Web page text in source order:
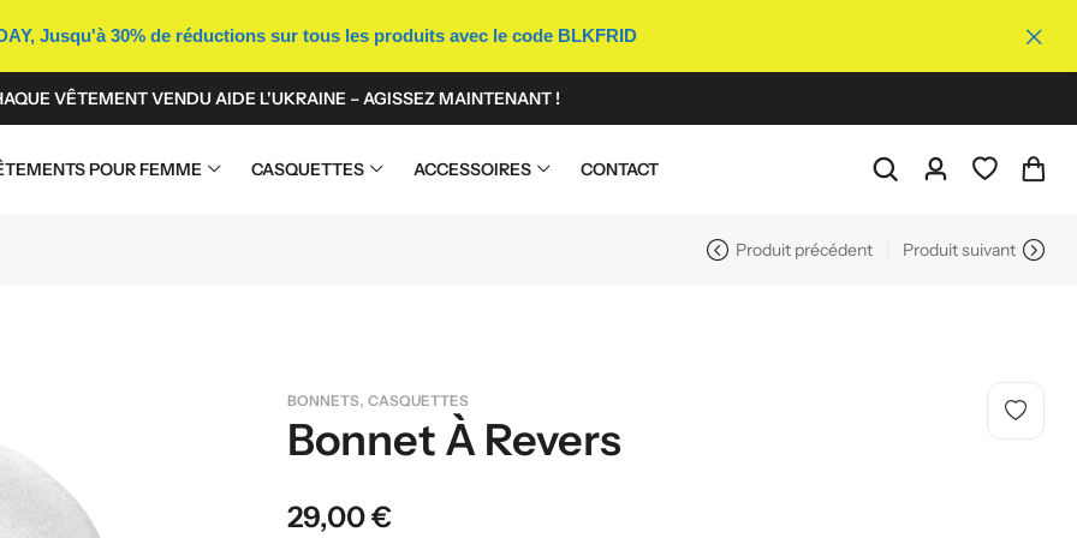
Jusqu'à 30% de réductions sur tous les produits avec le code BLKFRID
VÊTEMENT VENDU AIDE L'UKRAINE – AGISSEZ MAINTENANT !
POUR FEMME CASQUETTES ACCESSOIRES CONTACT
Produit précédent Produit suivant
BONNETS, CASQUETTES
Bonnet À Revers
29,00€